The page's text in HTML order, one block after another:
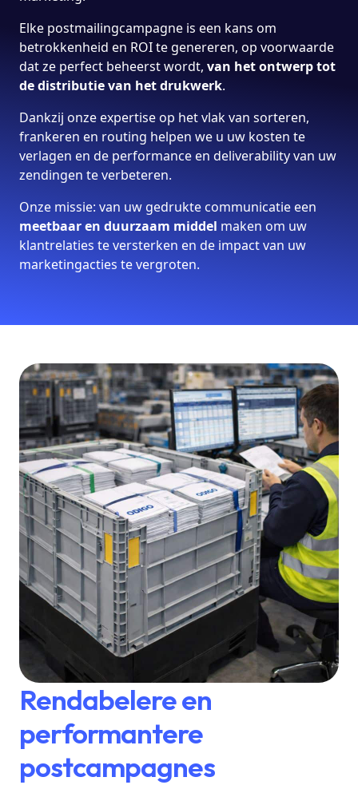
Elke postmailingcampagne is een kans om
betrokkenheid en ROI te genereren, op voorwaarde
dat ze perfect beheerst wordt, van het ontwerp tot
de distributie van het drukwerk.
Dankzij onze expertise op het vlak van sorteren,
frankeren en routing helpen we u uw kosten te
verlagen en de performance en deliverability van uw
zendingen te verbeteren.
Onze missie: van uw gedrukte communicatie een
meetbaar en duurzaam middel maken om uw
klantrelaties te versterken en de impact van uw
marketingacties te vergroten.
Rendabelere en
performantere
postcampagnes